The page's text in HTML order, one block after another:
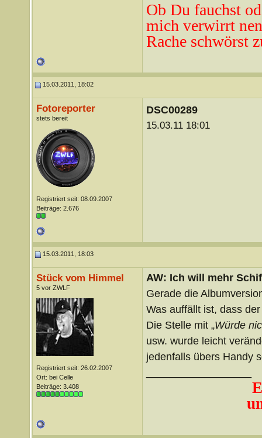
Ob Du fauchst
mich verwirrt ne
Rache schwörst
15.03.2011, 18:02
Fotoreporter
stets bereit
Registriert seit: 08.09.2007
Beiträge: 2.676
DSC00289
15.03.11 18:01
15.03.2011, 18:03
Stück vom Himmel
5 vor ZWLF
Registriert seit: 26.02.2007
Ort: bei Celle
Beiträge: 3.408
AW: Ich will mehr
Gerade die
Was auffällt ist, dass
Die Stelle mit „Würde
usw. wurde leicht
jedenfalls übers Handy